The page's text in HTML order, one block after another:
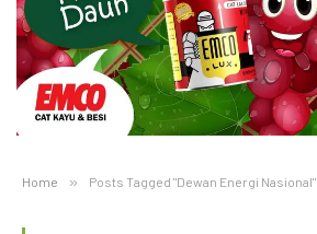
Home » Posts Tagged "Dewan Energi Nasional"